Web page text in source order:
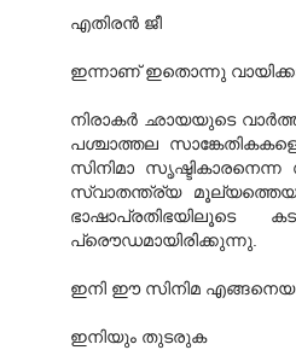
എതിരന്‍ ജീ
ഇന്നാണ് ഇതൊന്നു
നിരാകര്‍ ഛായയുടെ
പശ്ചാത്തല
സിനിമാ
സ്വാതന്ത്ര്യ
ഭാഷാപ്രതിഭയിലൂടെ
പ്രൌഡമായിരിക്കുന്നു.
ഇനി ഈ സിനിമ
ഇനിയും തുടരുക